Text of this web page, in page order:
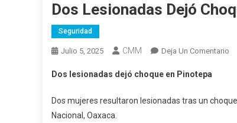
Dos Lesionadas Dejó
Seguridad
Julio 5, 2025 CMM Deja Un Comentario
Dos lesionadas dejó choque en Pinotepa
Dos mujeres resultaron lesionadas tras un
Nacional, Oaxaca.